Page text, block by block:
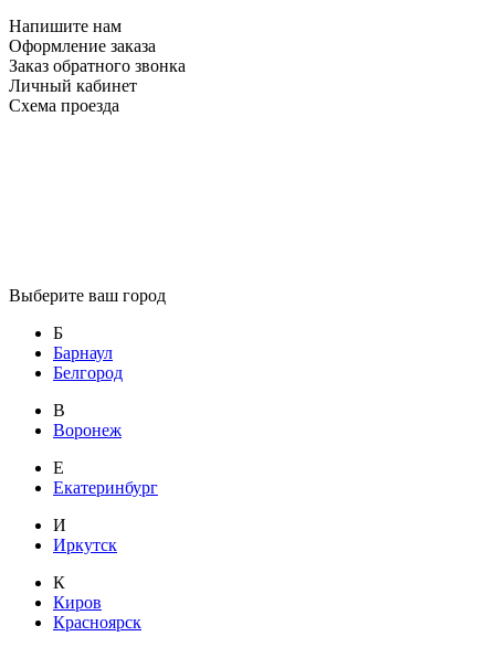
Напишите нам
Оформление заказа
Заказ обратного звонка
Личный кабинет
Схема проезда
Выберите ваш город
Б
Барнаул
Белгород
В
Воронеж
Е
Екатеринбург
И
Иркутск
К
Киров
Красноярск